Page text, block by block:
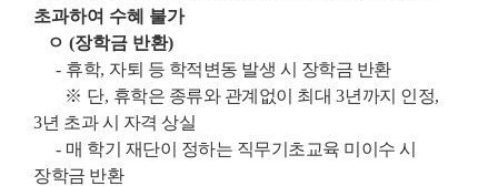
초과하여 수혜 불가
ㅇ (장학금 반환)
- 휴학, 자퇴 등 학적변동 발생 시 장학금 반환
※ 단, 휴학은 종류와 관계없이 최대 3년까지 인정,
3년 초과 시 자격 상실
- 매 학기 재단이 정하는 직무기초교육 미이수 시
장학금 반환